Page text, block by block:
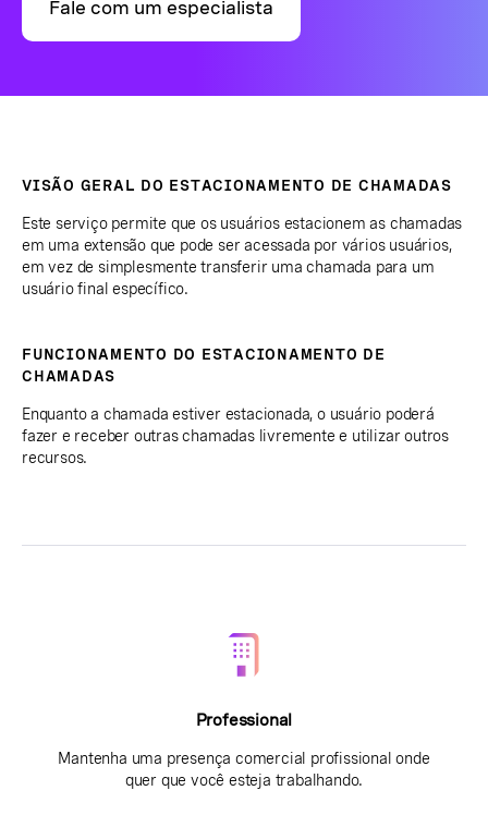
Fale com um especialista
VISÃO GERAL DO ESTACIONAMENTO DE CHAMADAS
Este serviço permite que os usuários estacionem as chamadas
em uma extensão que pode ser acessada por vários usuários,
em vez de simplesmente transferir uma chamada para um
usuário final específico.
FUNCIONAMENTO DO ESTACIONAMENTO DE
CHAMADAS
Enquanto a chamada estiver estacionada, o usuário poderá
fazer e receber outras chamadas livremente e utilizar outros
recursos.
Professional
Mantenha uma presença comercial profissional onde
quer que você esteja trabalhando.